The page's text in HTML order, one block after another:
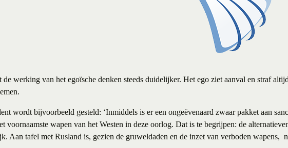
werking van het egoïsche denken steeds duidelijker. Het ego ziet aanval en straf
wordt bijvoorbeeld gesteld: ‘Inmiddels is er een ongeëvenaard zwaar pakket aan
voornaamste wapen van het Westen in deze oorlog. Dat is te begrijpen: de
Aan tafel met Rusland is, gezien de gruweldaden en de inzet van verboden wapens,